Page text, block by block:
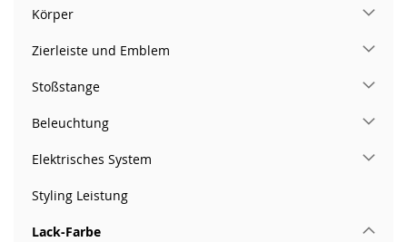
Körper
Zierleiste und Emblem
Stoßstange
Beleuchtung
Elektrisches System
Styling Leistung
Lack-Farbe